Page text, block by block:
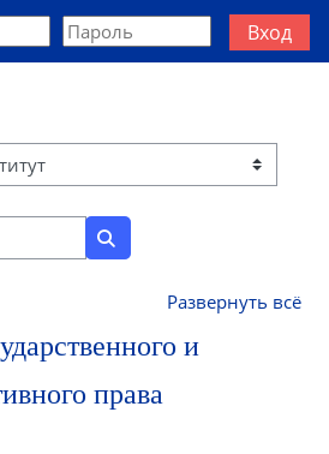
поисковой строки
Вход
Поиск курса
Развернуть всё
и
права